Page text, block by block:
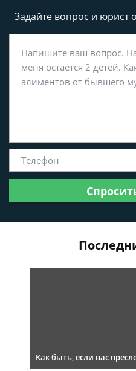
Задайте вопрос и юрист
Как быть, если вас